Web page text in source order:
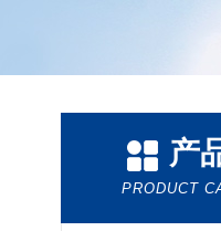
产
PRODUCT